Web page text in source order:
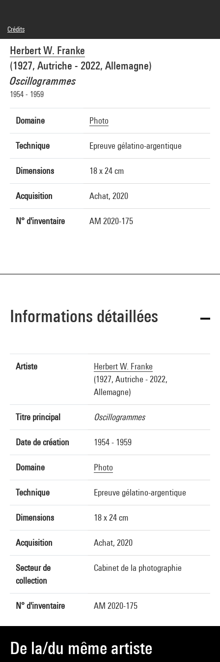
Herbert W. Franke
(1927, Autriche - 2022, Allemagne)
Oscillogrammes
1954 - 1959
Domaine Photo
Technique Epreuve gélatino-argentique
Dimensions 18 x 24 cm
Acquisition Achat, 2020
N° d'inventaire AM 2020-175
Crédits
© Adagp, Paris
Crédit photographique : Centre Pompidou, MNAM-CCI/Audrey Laurans/Dist.
GrandPalaisRmn
Réf. image : 4N97290
Diffusion image :GrandPalaisRmnPhoto
Informations détaillées
Artiste
Herbert W. Franke
(1927, Autriche - 2022,
Allemagne)
Titre principal Oscillogrammes
Date de création 1954 - 1959
Domaine Photo
Technique Epreuve gélatino-argentique
Dimensions 18 x 24 cm
Acquisition Achat, 2020
Secteur de
collection
Cabinet de la photographie
N° d'inventaire AM 2020-175
De la/du même artiste